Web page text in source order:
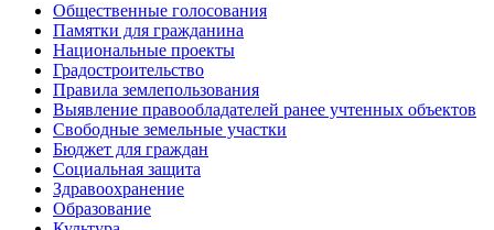
Общественные голосования
Памятки для гражданина
Национальные проекты
Градостроительство
Правила землепользования
Выявление правообладателей ранее учтенных объектов
Свободные земельные участки
Бюджет для граждан
Социальная защита
Здравоохранение
Образование